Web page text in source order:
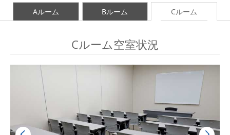
Aルーム Bルーム Cルーム
Cルーム空室状況